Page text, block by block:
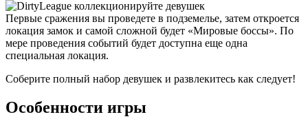
Первые сражения вы проведете в подземелье, затем откроется
локация замок и самой сложной будет «Мировые боссы». По
мере проведения событий будет доступна еще одна
специальная локация.
Соберите полный набор девушек и развлекитесь как следует!
Особенности игры